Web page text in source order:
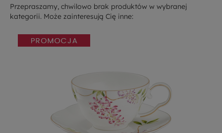
Przepraszamy, chwilowo brak produktów w wybranej
kategorii. Może zainteresują Cię inne: